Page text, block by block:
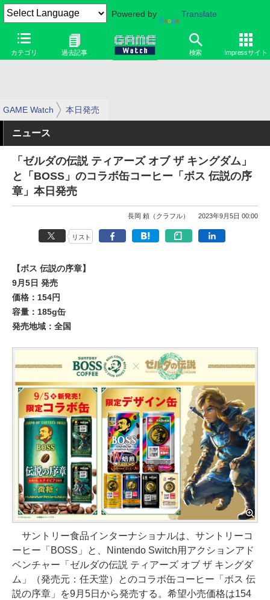
Powered by Translate
カテゴリ 過去記事 検索 Impressサイト
GAME Watch 本日発売
ニュース
「ゼルダの伝説 ティアーズ オブ ザ キングダム」
と「BOSS」のコラボ缶コーヒー「ボス 伝説の序
章」本日発売
長岡 頼（クラフル） 2023年9月5日 00:00
リスト
【ボス 伝説の序章】
9月5日 発売
価格：154円
容量：185g缶
発売地域：全国
サントリー食品インターナショナルは、サントリーコ
ーヒー「BOSS」と、Nintendo Switch用アクションアド
ベンチャー「ゼルダの伝説 ティアーズ オブ ザ キングダ
ム」（発売元：任天堂）とのコラボ缶コーヒー「ボス 伝
説の序章」を9月5日から発売する。希望小売価格は154